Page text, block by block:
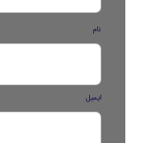
نام
ایمیل